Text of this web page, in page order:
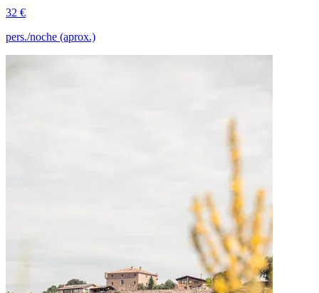
32 €
pers./noche (aprox.)